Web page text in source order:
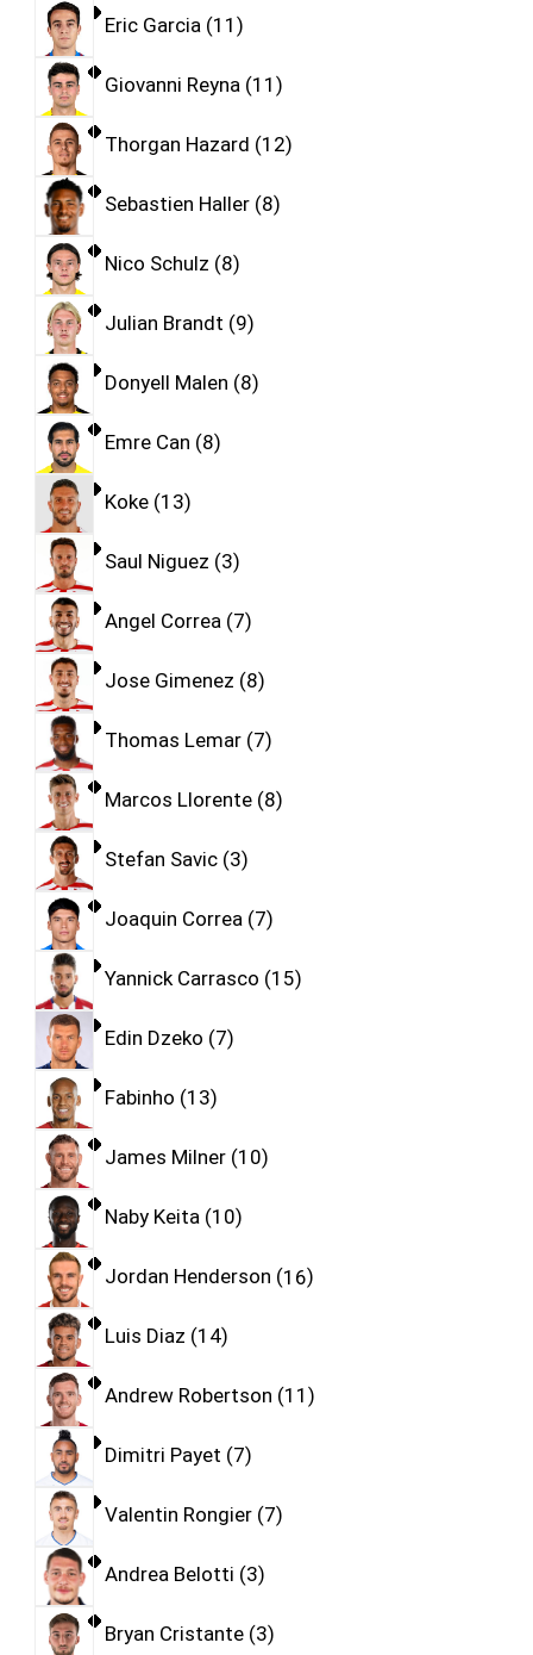
Eric Garcia 11
Giovanni Reyna 11
Thorgan Hazard 12
Sebastien Haller 8
Nico Schulz 8
Julian Brandt 9
Donyell Malen 8
Emre Can 8
Koke 13
Saul Niguez 3
Angel Correa 7
Jose Gimenez 8
Thomas Lemar 7
Marcos Llorente 8
Stefan Savic 3
Joaquin Correa 7
Yannick Carrasco 15
Edin Dzeko 7
Fabinho 13
James Milner 10
Naby Keita 10
Jordan Henderson 16
Luis Diaz 14
Andrew Robertson 11
Dimitri Payet 7
Valentin Rongier 7
Andrea Belotti 3
Bryan Cristante 3